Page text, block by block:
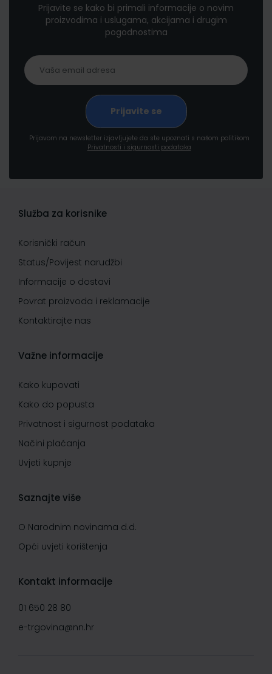
Prijavite se kako bi primali informacije o novim
proizvodima i uslugama, akcijama i drugim
pogodnostima
Prijavom na newsletter izjavljujete da ste upoznati s našom politikom
Privatnosti i sigurnosti podataka
Služba za korisnike
Korisnički račun
Status/Povijest narudžbi
Informacije o dostavi
Povrat proizvoda i reklamacije
Kontaktirajte nas
Važne informacije
Kako kupovati
Kako do popusta
Privatnost i sigurnost podataka
Načini plaćanja
Uvjeti kupnje
Saznajte više
O Narodnim novinama d.d.
Opći uvjeti korištenja
Kontakt informacije
01 650 28 80
e-trgovina@nn.hr